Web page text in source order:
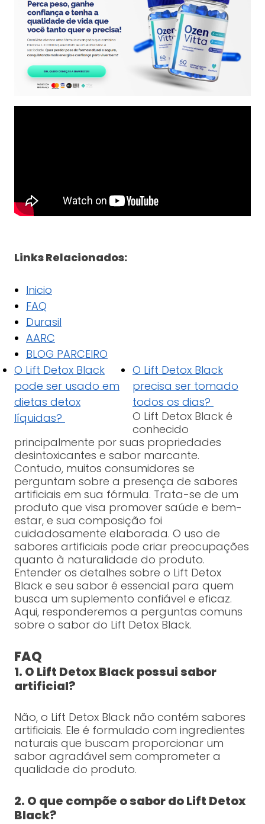
Links Relacionados:
Inicio
FAQ
Durasil
AARC
BLOG PARCEIRO
O Lift Detox Black
pode ser usado em
dietas detox
líquidas?
O Lift Detox Black
precisa ser tomado
todos os dias?
O Lift Detox Black é
conhecido
principalmente por suas propriedades
desintoxicantes e sabor marcante.
Contudo, muitos consumidores se
perguntam sobre a presença de sabores
artificiais em sua fórmula. Trata-se de um
produto que visa promover saúde e bem-
estar, e sua composição foi
cuidadosamente elaborada. O uso de
sabores artificiais pode criar preocupações
quanto à naturalidade do produto.
Entender os detalhes sobre o Lift Detox
Black e seu sabor é essencial para quem
busca um suplemento confiável e eficaz.
Aqui, responderemos a perguntas comuns
sobre o sabor do Lift Detox Black.
FAQ
1. O Lift Detox Black possui sabor
artificial?
Não, o Lift Detox Black não contém sabores
artificiais. Ele é formulado com ingredientes
naturais que buscam proporcionar um
sabor agradável sem comprometer a
qualidade do produto.
2. O que compõe o sabor do Lift Detox
Black?